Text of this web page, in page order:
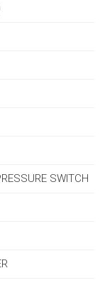
SWITCH